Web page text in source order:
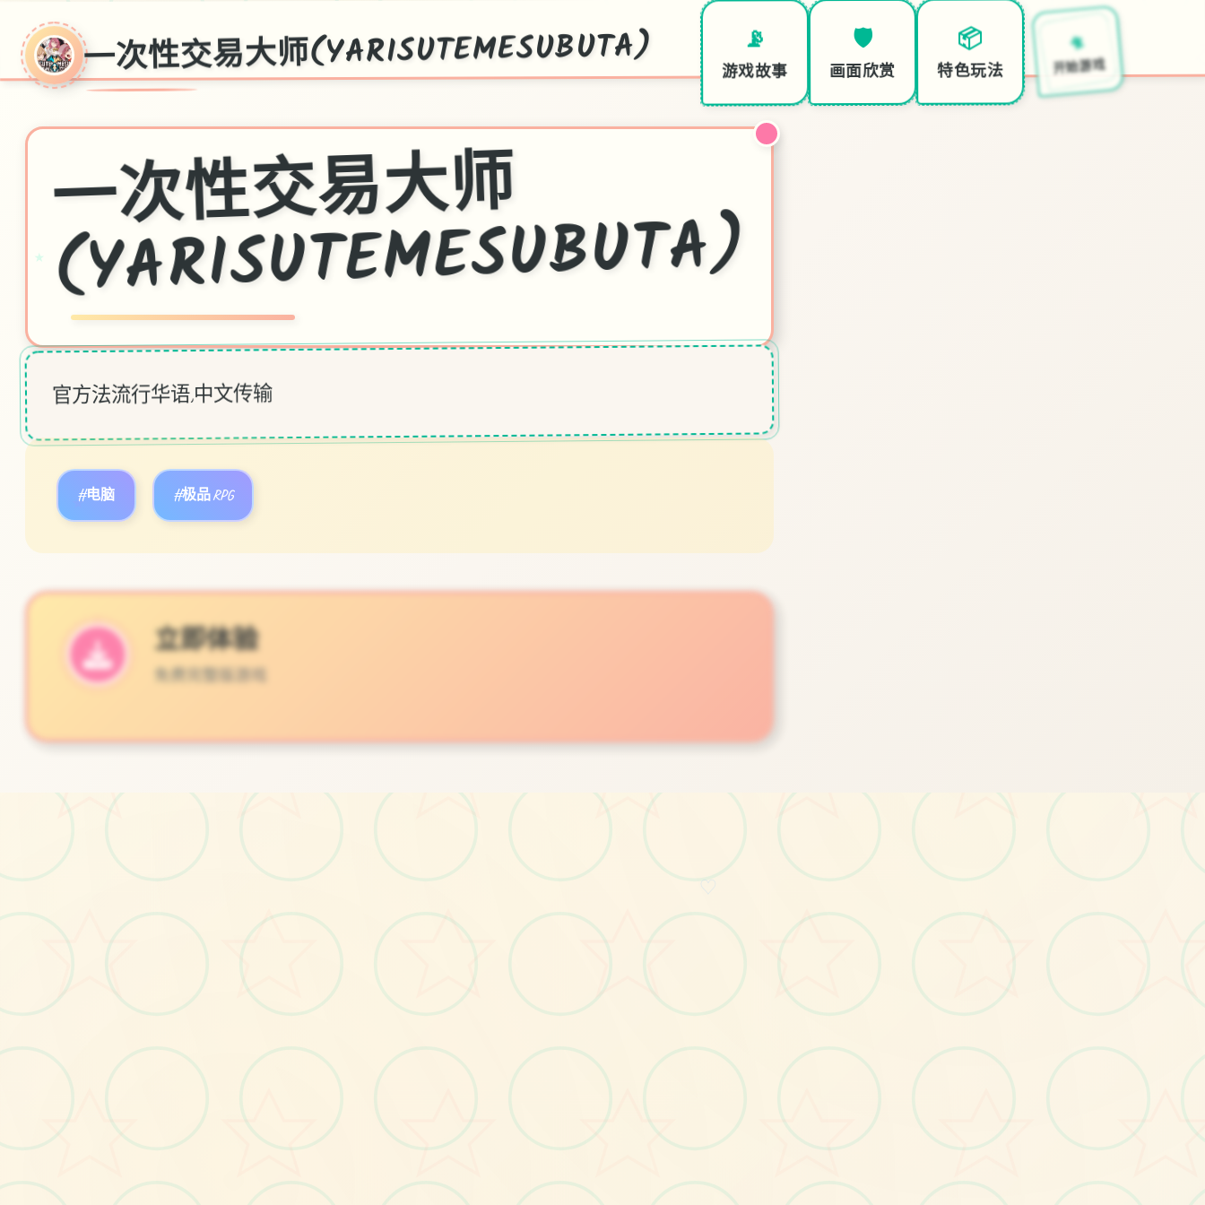
一次性交易大师(YARISUTEMESUBUTA) 📡
游戏故事
🛡️
画面欣赏
📦
特色玩法
🛸
开始游戏
一
次
性
交
易
大
师
(YARISUTEMESUBUTA)
官方法流行华语,中文传输
#电脑 #极品RPG
立即体验
免费完整版游戏
★
♡
★